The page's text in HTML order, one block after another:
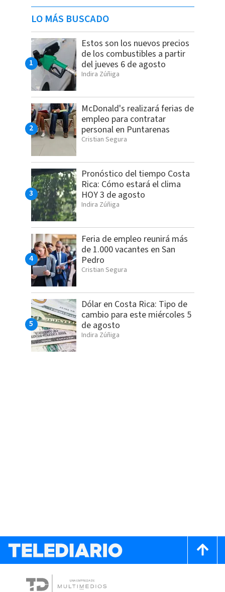
LO MÁS BUSCADO
Estos son los nuevos precios
de los combustibles a partir
del jueves 6 de agosto
Indira Zúñiga
McDonald's realizará ferias de
empleo para contratar
personal en Puntarenas
Cristian Segura
Pronóstico del tiempo Costa
Rica: Cómo estará el clima
HOY 3 de agosto
Indira Zúñiga
Feria de empleo reunirá más
de 1.000 vacantes en San
Pedro
Cristian Segura
Dólar en Costa Rica: Tipo de
cambio para este miércoles 5
de agosto
Indira Zúñiga